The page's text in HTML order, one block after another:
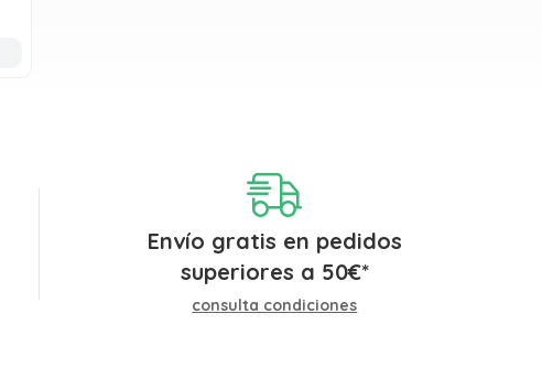
Envío gratis en pedidos
superiores a 50€*
consulta condiciones